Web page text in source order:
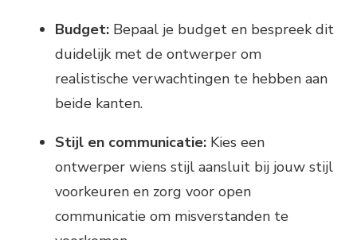
Budget: Bepaal je budget en bespreek dit
duidelijk met de ontwerper om
realistische verwachtingen te hebben aan
beide kanten.
Stijl en communicatie: Kies een
ontwerper wiens stijl aansluit bij jouw stijl
voorkeuren en zorg voor open
communicatie om misverstanden te